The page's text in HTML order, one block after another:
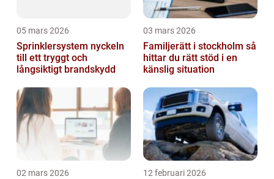
05 mars 2026
Sprinklersystem nyckeln
till ett tryggt och
långsiktigt brandskydd
03 mars 2026
Familjerätt i stockholm så
hittar du rätt stöd i en
känslig situation
02 mars 2026 12 februari 2026